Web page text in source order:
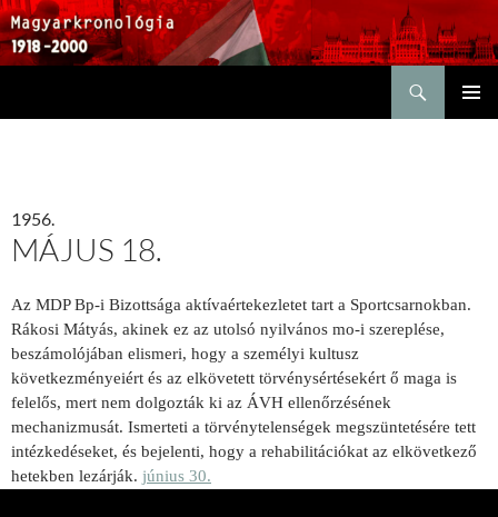
1956.
MÁJUS 18.
Az MDP Bp-i Bizottsága aktívaértekezletet tart a Sportcsarnokban.
Rákosi Mátyás, akinek ez az utolsó nyilvános mo-i szereplése,
beszámolójában elismeri, hogy a személyi kultusz
következményeiért és az elkövetett törvénysértésekért ő maga is
felelős, mert nem dolgozták ki az ÁVH ellenőrzésének
mechanizmusát. Ismerteti a törvénytelenségek megszüntetésére tett
intézkedéseket, és bejelenti, hogy a rehabilitációkat az elkövetkező
hetekben lezárják. június 30.